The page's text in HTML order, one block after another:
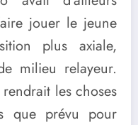
jouer le jeune
plus axiale,
milieu relayeur.
les choses
que prévu pour